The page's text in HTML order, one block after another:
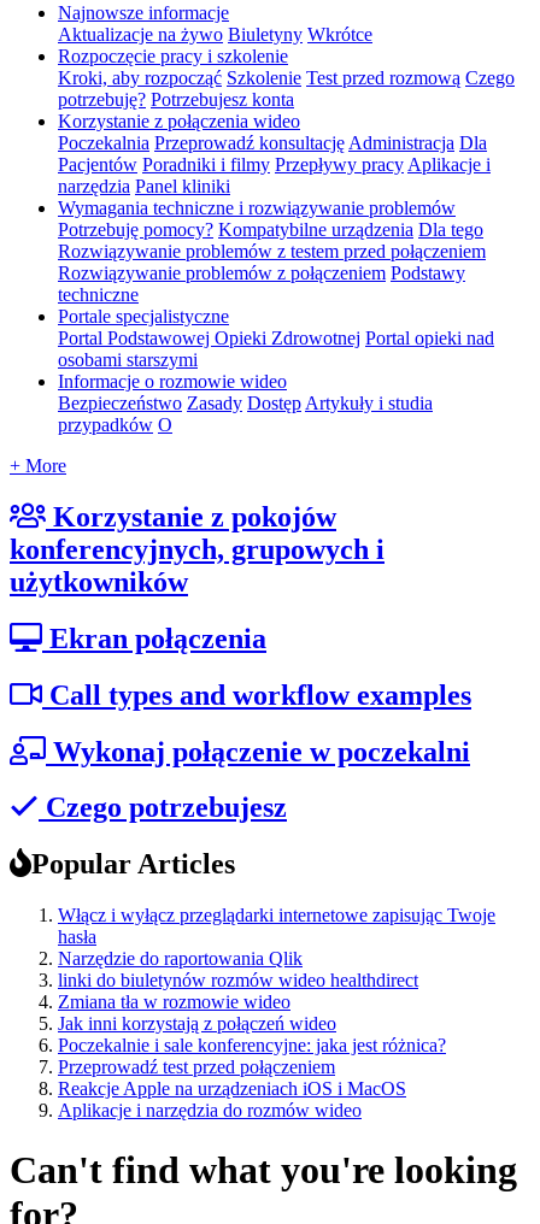
Najnowsze informacje
Aktualizacje na żywo Biuletyny Wkrótce
Rozpoczęcie pracy i szkolenie
Kroki, aby rozpocząć Szkolenie Test przed rozmową Czego
potrzebuję? Potrzebujesz konta
Korzystanie z połączenia wideo
Poczekalnia Przeprowadź konsultację Administracja Dla
Pacjentów Poradniki i filmy Przepływy pracy Aplikacje i
narzędzia Panel kliniki
Wymagania techniczne i rozwiązywanie problemów
Potrzebuję pomocy? Kompatybilne urządzenia Dla tego
Rozwiązywanie problemów z testem przed połączeniem
Rozwiązywanie problemów z połączeniem Podstawy
techniczne
Portale specjalistyczne
Portal Podstawowej Opieki Zdrowotnej Portal opieki nad
osobami starszymi
Informacje o rozmowie wideo
Bezpieczeństwo Zasady Dostęp Artykuły i studia
przypadków O
+ More
Korzystanie z pokojów
konferencyjnych, grupowych i
użytkowników
Ekran połączenia
Call types and workflow examples
Wykonaj połączenie w poczekalni
Czego potrzebujesz
Popular Articles
Włącz i wyłącz przeglądarki internetowe zapisując Twoje
hasła
Narzędzie do raportowania Qlik
linki do biuletynów rozmów wideo healthdirect
Zmiana tła w rozmowie wideo
Jak inni korzystają z połączeń wideo
Poczekalnie i sale konferencyjne: jaka jest różnica?
Przeprowadź test przed połączeniem
Reakcje Apple na urządzeniach iOS i MacOS
Aplikacje i narzędzia do rozmów wideo
Can't find what you're looking
for?